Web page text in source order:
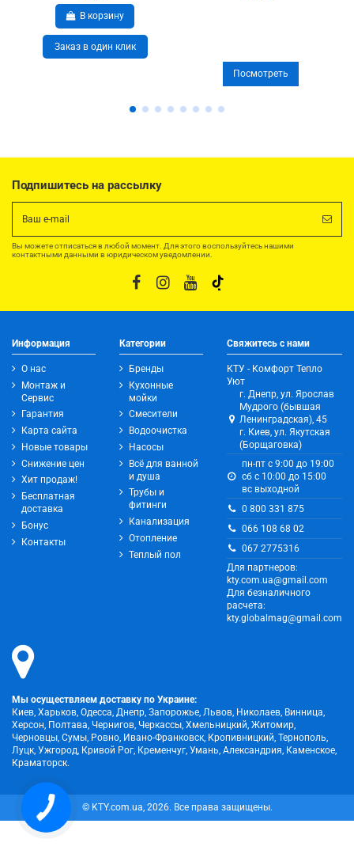
В корзину
Заказ в один клик
Посмотреть
Подпишитесь на рассылку
Вы можете отписаться в любой момент. Для этого воспользуйтесь нашими
контактными данными в юридическом уведомлении.
Информация
О нас
Монтаж и
Сервис
Гарантия
Карта сайта
Новые товары
Снижение цен
Хит продаж!
Бесплатная
доставка
Бонус
Контакты
Категории
Бренды
Кухонные
мойки
Смесители
Водоочистка
Насосы
Всё для ванной
и душа
Трубы и
фитинги
Канализация
Отопление
Теплый пол
Свяжитесь с нами
КТУ - Комфорт Тепло
Уют
г. Днепр, ул. Ярослав
Мудрого (бывшая
Ленинградская), 45
г. Киев, ул. Якутская
(Борщаговка)
пн-пт с 9:00 до 19:00
сб с 10:00 до 15:00
вс выходной
0 800 331 875
066 108 68 02
067 2775316
Для партнеров:
kty.com.ua@gmail.com
Для безналичного
расчета:
kty.globalmag@gmail.com
Мы осуществляем доставку по Украине:
Киев, Харьков, Одесса, Днепр, Запорожье, Львов, Николаев, Винница,
Херсон, Полтава, Чернигов, Черкассы, Хмельницкий, Житомир,
Черновцы, Сумы, Ровно, Ивано-Франковск, Кропивницкий, Тернополь,
Луцк, Ужгород, Кривой Рог, Кременчуг, Умань, Александрия, Каменское,
Краматорск.
© KTY.com.ua, 2026. Все права защищены.